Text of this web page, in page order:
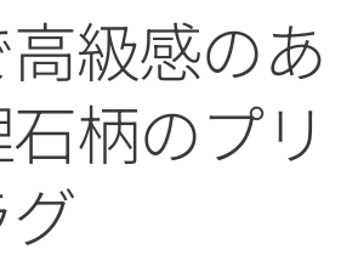
高級感のあ
柄のプリ